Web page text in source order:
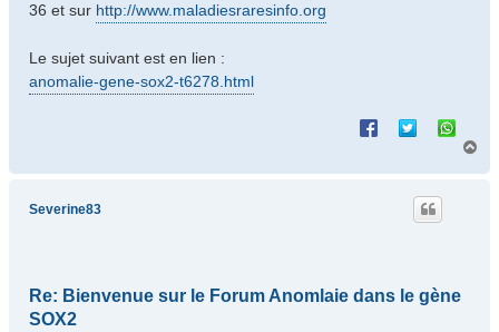
36 et sur http://www.maladiesraresinfo.org
Le sujet suivant est en lien :
anomalie-gene-sox2-t6278.html
Severine83
Re: Bienvenue sur le Forum Anomlaie dans le gène
SOX2